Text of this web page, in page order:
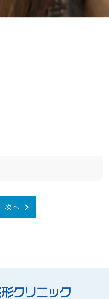
次へ